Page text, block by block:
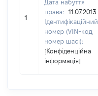
1
Дата набуття
права:
11.07.2013
Ідентифікаційний
номер (VIN-код,
номер шасі):
[Конфіденційна
інформація]